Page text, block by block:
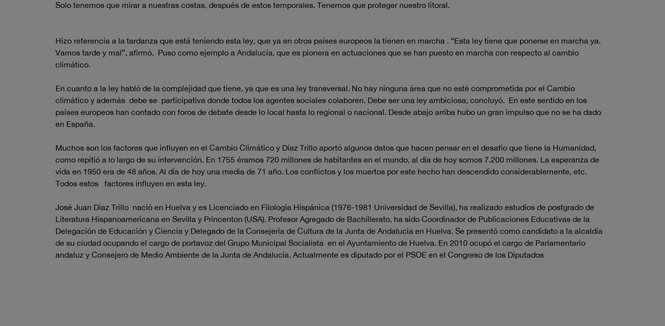
Solo tenemos que mirar a nuestras costas, después de estos temporales. Tenemos que proteger nuestro litoral.
Hizo referencia a la tardanza que está teniendo esta ley, que ya en otros países europeos la tienen en marcha . “Esta ley tiene que ponerse en marcha ya.
Vamos tarde y mal”, afirmó. Puso como ejemplo a Andalucía, que es pionera en actuaciones que se han puesto en marcha con respecto al cambio
climático.
En cuanto a la ley habló de la complejidad que tiene, ya que es una ley transversal. No hay ninguna área que no esté comprometida por el Cambio
climático y además debe se participativa donde todos los agentes sociales colaboren. Debe ser una ley ambiciosa, concluyó. En este sentido en los
países europeos han contado con foros de debate desde lo local hasta lo regional o nacional. Desde abajo arriba hubo un gran impulso que no se ha dado
en España.
Muchos son los factores que influyen en el Cambio Climático y Díaz Trillo aportó algunos datos que hacen pensar en el desafío que tiene la Humanidad,
como repitió a lo largo de su intervención. En 1755 éramos 720 millones de habitantes en el mundo, al día de hoy somos 7.200 millones. La esperanza de
vida en 1950 era de 48 años. Al día de hoy una media de 71 año. Los conflictos y los muertos por este hecho han descendido considerablemente, etc.
Todos estos factores influyen en esta ley.
José Juan Díaz Trillo nació en Huelva y es Licenciado en Filología Hispánica (1976-1981 Universidad de Sevilla), ha realizado estudios de postgrado de
Literatura Hispanoamericana en Sevilla y Princenton (USA). Profesor Agregado de Bachillerato, ha sido Coordinador de Publicaciones Educativas de la
Delegación de Educación y Ciencia y Delegado de la Consejería de Cultura de la Junta de Andalucía en Huelva. Se presentó como candidato a la alcaldía
de su ciudad ocupando el cargo de portavoz del Grupo Municipal Socialista en el Ayuntamiento de Huelva. En 2010 ocupó el cargo de Parlamentario
andaluz y Consejero de Medio Ambiente de la Junta de Andalucía. Actualmente es diputado por el PSOE en el Congreso de los Diputados